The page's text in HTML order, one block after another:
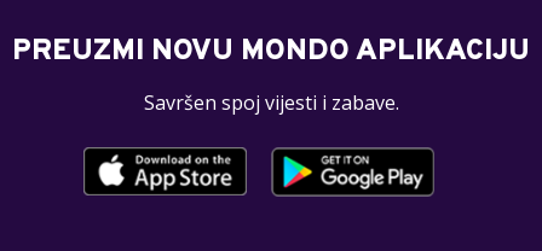
PREUZMI NOVU MONDO APLIKACIJU
Savršen spoj vijesti i zabave.